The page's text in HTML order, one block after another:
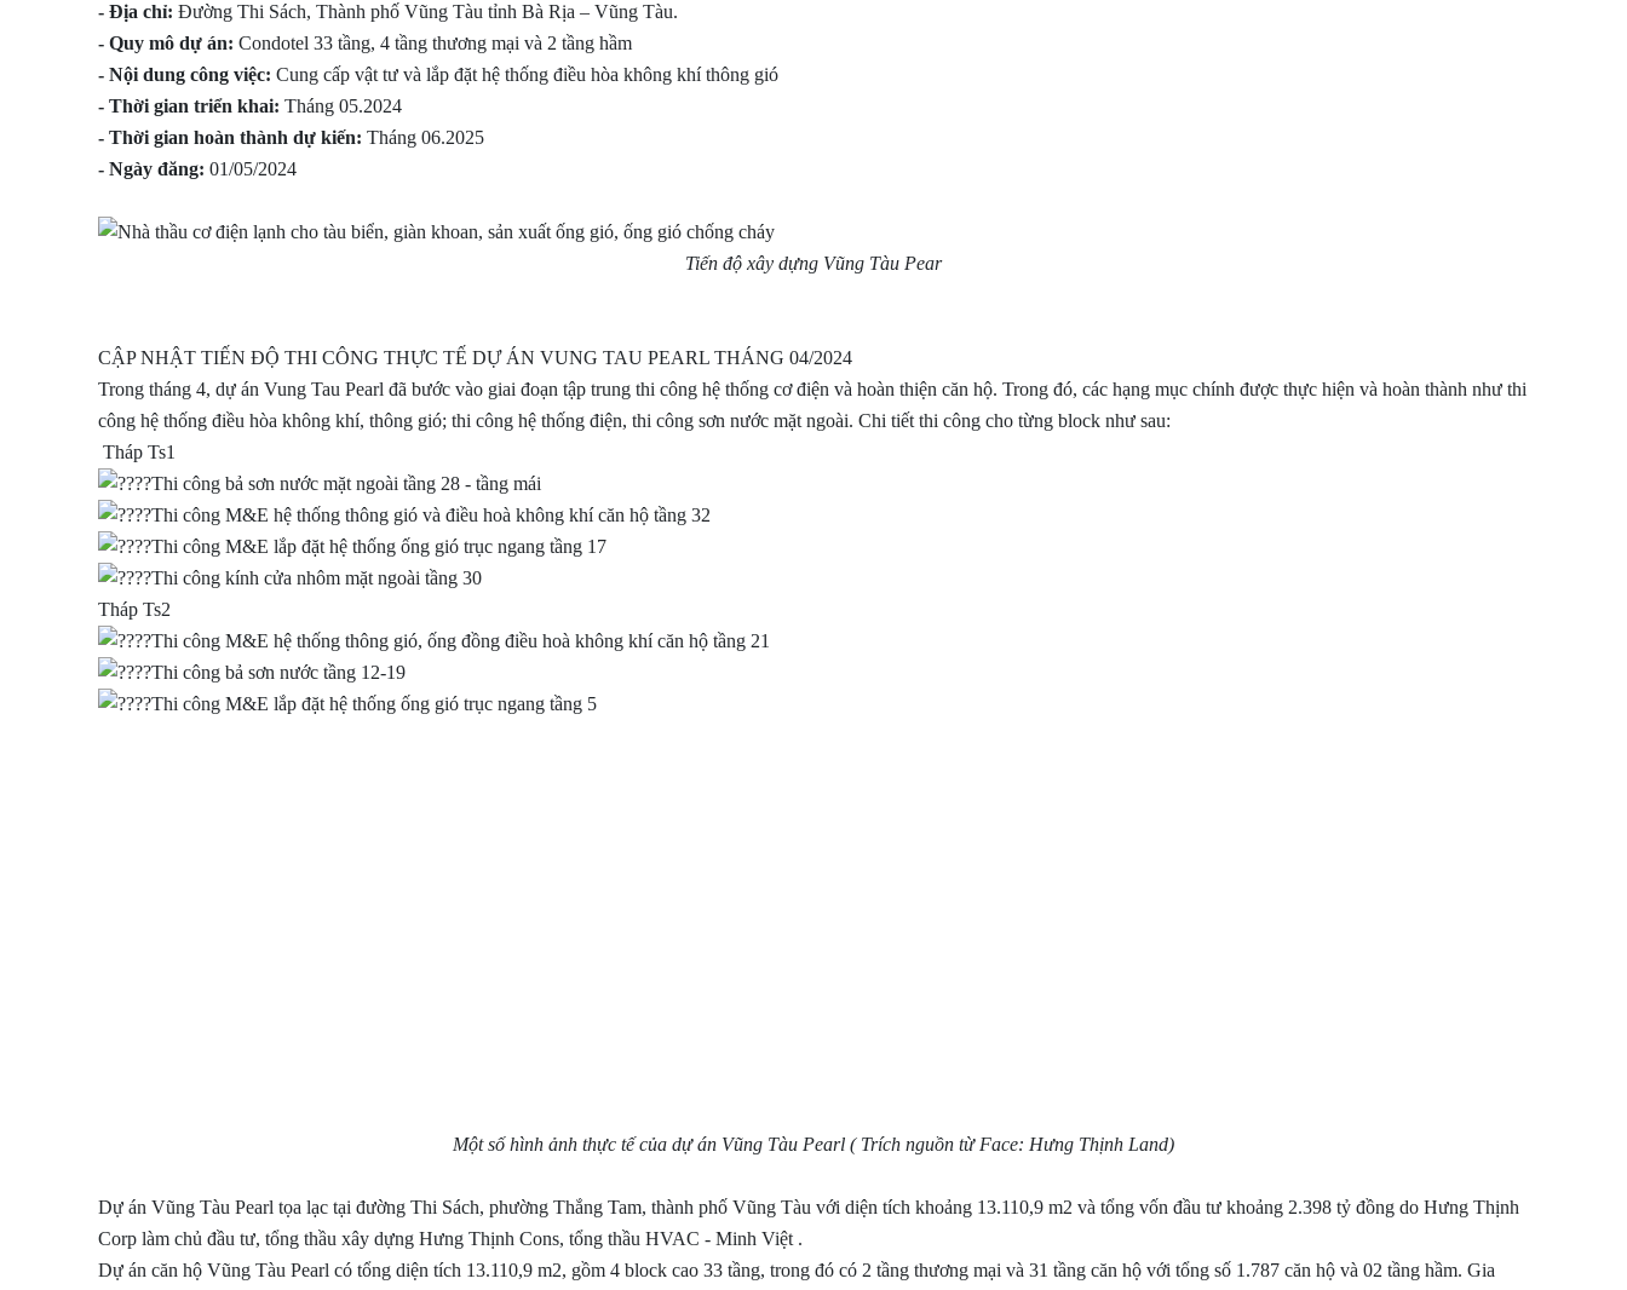
- Địa chỉ: Đường Thi Sách, Thành phố Vũng Tàu tỉnh Bà Rịa – Vũng Tàu.
- Quy mô dự án: Condotel 33 tầng, 4 tầng thương mại và 2 tầng hầm
- Nội dung công việc: Cung cấp vật tư và lắp đặt hệ thống điều hòa không khí thông gió
- Thời gian triển khai: Tháng 05.2024
- Thời gian hoàn thành dự kiến: Tháng 06.2025
- Ngày đăng: 01/05/2024
Tiến độ xây dựng Vũng Tàu Pear
CẬP NHẬT TIẾN ĐỘ THI CÔNG THỰC TẾ DỰ ÁN VUNG TAU PEARL THÁNG 04/2024
Trong tháng 4, dự án Vung Tau Pearl đã bước vào giai đoạn tập trung thi công hệ thống cơ điện và hoàn thiện căn hộ. Trong đó, các hạng mục chính được thực hiện và hoàn thành như thi
công hệ thống điều hòa không khí, thông gió; thi công hệ thống điện, thi công sơn nước mặt ngoài. Chi tiết thi công cho từng block như sau:
Tháp Ts1
Thi công bả sơn nước mặt ngoài tầng 28 - tầng mái
Thi công M&E hệ thống thông gió và điều hoà không khí căn hộ tầng 32
Thi công M&E lắp đặt hệ thống ống gió trục ngang tầng 17
Thi công kính cửa nhôm mặt ngoài tầng 30
Tháp Ts2
Thi công M&E hệ thống thông gió, ống đồng điều hoà không khí căn hộ tầng 21
Thi công bả sơn nước tầng 12-19
Thi công M&E lắp đặt hệ thống ống gió trục ngang tầng 5
Một số hình ảnh thực tế của dự án Vũng Tàu Pearl ( Trích nguồn từ Face: Hưng Thịnh Land)
Dự án Vũng Tàu Pearl tọa lạc tại đường Thi Sách, phường Thắng Tam, thành phố Vũng Tàu với diện tích khoảng 13.110,9 m2 và tổng vốn đầu tư khoảng 2.398 tỷ đồng do Hưng Thịnh
Corp làm chủ đầu tư, tổng thầu xây dựng Hưng Thịnh Cons, tổng thầu HVAC - Minh Việt .
Dự án căn hộ Vũng Tàu Pearl có tổng diện tích 13.110,9 m2, gồm 4 block cao 33 tầng, trong đó có 2 tầng thương mại và 31 tầng căn hộ với tổng số 1.787 căn hộ và 02 tầng hầm. Gia